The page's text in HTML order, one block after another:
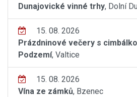
Dunajovické vinné trhy, Dolní
15. 08. 2026
Prázdninové večery s
Podzemí, Valtice
15. 08. 2026
Vína ze zámků, Bzenec